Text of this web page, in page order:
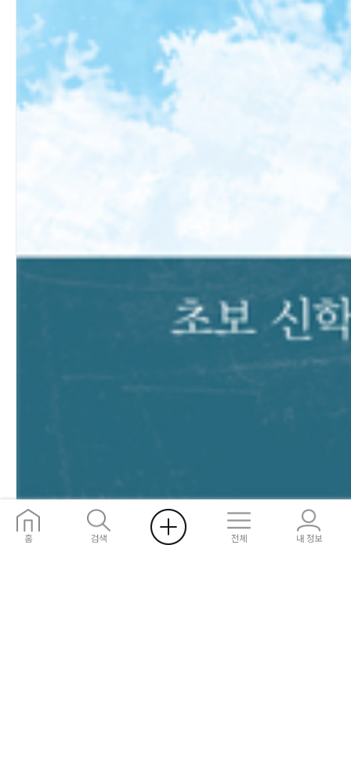
b) 성령 하나님의 인격적 특성은?
(1) 성령 하나님의 지성(知性)
(2) 성령 하나님의 감정(感情)
(3) 성령 하나님의 의지(意志)
c) 인격적(人格的)인 행동을 하시는 하나님
b) 구원영역에서 성령 하나님이 그리스도를 준비하시는
a) 성령께서 구약과 신약에 나타난 성경적 중요성
참고문헌
하나님과 人間의 存在
홈 검색 전체 내 정보